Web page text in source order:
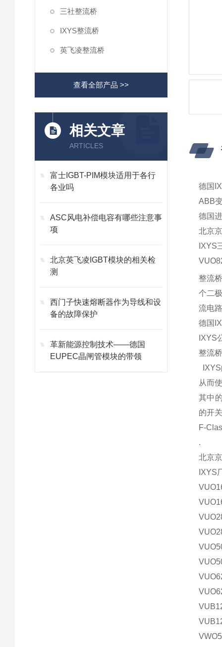
三社整流桥
IXYS整流桥
英飞凌整流桥
查看全部产品 >>
相关文章
ARTICLES
富士IGBT-PIM模块适用于各行
各业吗
ASC风电补偿电容有哪些注意事
项
北京英飞凌IGBT模块的相关检
测
西门子快速熔断器作为导线和设
备的故障保护
革新能源控制技术——德国
EUPEC晶闸管模块的带领
德国
ABB
德国
北京
IXYS
VUO
整流
个二
流电
德国
IXYS
整流
从而
其中
的开
F-
.
北京
IXYS